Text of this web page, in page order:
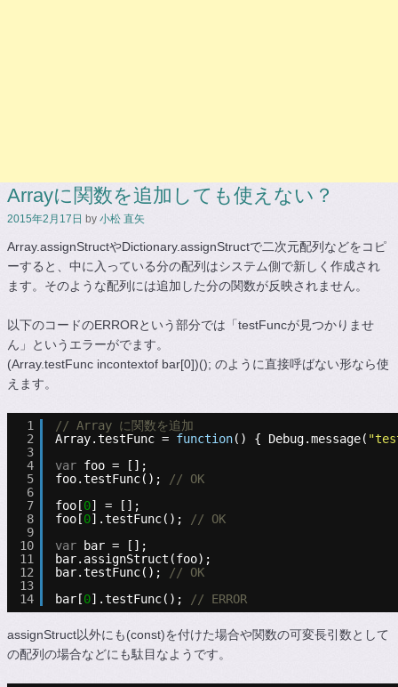
Arrayに関数を追加しても使えない？
2015年2月17日 by 小松 直矢
Array.assignStructやDictionary.assignStructで二次元配列などをコピ
ーすると、中に入っている分の配列はシステム側で新しく作成され
ます。そのような配列には追加した分の関数が反映されません。
以下のコードのERRORという部分では「testFuncが見つかりませ
ん」というエラーがでます。
(Array.testFunc incontextof bar[0])(); のように直接呼ばない形なら使
えます。
1
2
3
4
5
6
7
8
9
10
11
12
13
14
// Array に関数を追加
Array.testFunc = function() { Debug.message(
var foo = [];
foo.testFunc();
// OK
foo[0] = [];
foo[0].testFunc();
// OK
var bar = [];
bar.assignStruct(foo);
bar.testFunc();
// OK
bar[0].testFunc(); // ERROR
assignStruct以外にも(const)を付けた場合や関数の可変長引数として
の配列の場合などにも駄目なようです。